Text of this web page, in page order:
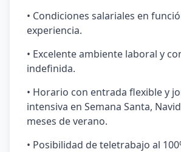
• Condiciones salariales en
experiencia.
• Excelente ambiente laboral y
indefinida.
• Horario con entrada flexible y
intensiva en Semana Santa,
meses de verano.
• Posibilidad de teletrabajo al